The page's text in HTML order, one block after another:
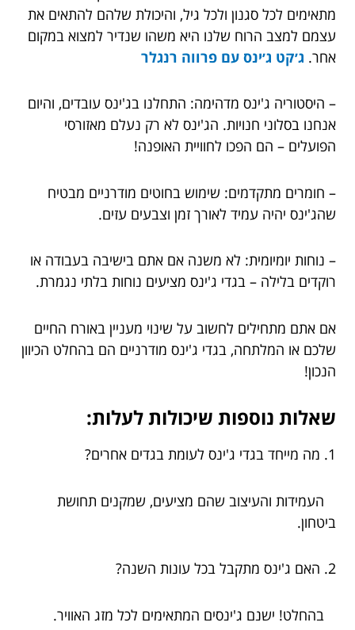
מתאימים לכל סגנון ולכל גיל, והיכולת שלהם להתאים את
עצמם למצב הרוח שלנו היא משהו שנדיר למצוא במקום
אחר. ג׳קט ג׳ינס עם פרווה רנגלר
– היסטוריה ג'ינס מדהימה: התחלנו בג'ינס עובדים, והיום
אנחנו בסלוני חנויות. הג'ינס לא רק נעלם מאזורסי
הפועלים – הם הפכו לחוויית האופנה!
– חומרים מתקדמים: שימוש בחוטים מודרניים מבטיח
שהג'ינס יהיה עמיד לאורך זמן וצבעים עזים.
– נוחות יומיומית: לא משנה אם אתם בישיבה בעבודה או
רוקדים בלילה – בגדי ג'ינס מציעים נוחות בלתי נגמרת.
אם אתם מתחילים לחשוב על שינוי מעניין באורח החיים
שלכם או המלתחה, בגדי ג'ינס מודרניים הם בהחלט הכיוון
הנכון!
שאלות נוספות שיכולות לעלות:
1. מה מייחד בגדי ג'ינס לעומת בגדים אחרים?
העמידות והעיצוב שהם מציעים, שמקנים תחושת
ביטחון.
2. האם ג'ינס מתקבל בכל עונות השנה?
בהחלט! ישנם ג'ינסים המתאימים לכל מזג האוויר.